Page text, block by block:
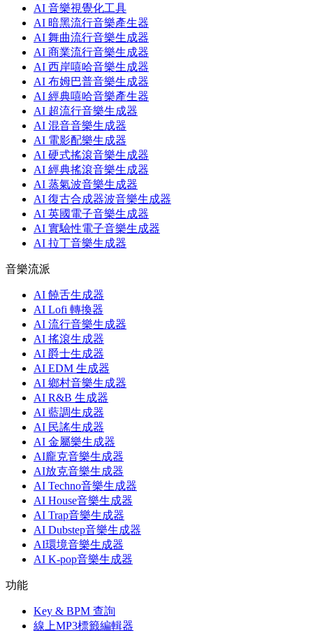
AI 音樂視覺化工具
AI 暗黑流行音樂產生器
AI 舞曲流行音樂生成器
AI 商業流行音樂生成器
AI 西岸嘻哈音樂生成器
AI 布姆巴普音樂生成器
AI 經典嘻哈音樂產生器
AI 超流行音樂生成器
AI 混音音樂生成器
AI 電影配樂生成器
AI 硬式搖滾音樂生成器
AI 經典搖滾音樂生成器
AI 蒸氣波音樂生成器
AI 復古合成器波音樂生成器
AI 英國電子音樂生成器
AI 實驗性電子音樂生成器
AI 拉丁音樂生成器
音樂流派
AI 饒舌生成器
AI Lofi 轉換器
AI 流行音樂生成器
AI 搖滾生成器
AI 爵士生成器
AI EDM 生成器
AI 鄉村音樂生成器
AI R&B 生成器
AI 藍調生成器
AI 民謠生成器
AI 金屬樂生成器
AI龐克音樂生成器
AI放克音樂生成器
AI Techno音樂生成器
AI House音樂生成器
AI Trap音樂生成器
AI Dubstep音樂生成器
AI環境音樂生成器
AI K-pop音樂生成器
功能
Key & BPM 查詢
線上MP3標籤編輯器